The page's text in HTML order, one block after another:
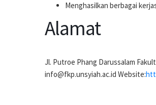
Menghasilkan berbagai
Alamat
Jl. Putroe Phang Darussalam
info@fkp.unsyiah.ac.id Website: